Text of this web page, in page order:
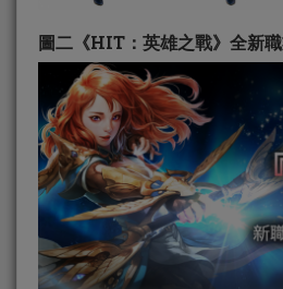
圖二《HIT：英雄之戰》全新